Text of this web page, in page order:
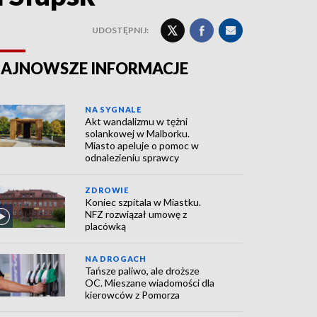
UDOSTĘPNIJ:
INFORMACJE
NA SYGNALE
Akt wandalizmu w tężni
solankowej w Malborku.
Miasto apeluje o pomoc w
odnalezieniu sprawcy
ZDROWIE
Koniec szpitala w Miastku.
NFZ rozwiązał umowę z
placówką
NA DROGACH
Tańsze paliwo, ale droższe
OC. Mieszane wiadomości dla
kierowców z Pomorza